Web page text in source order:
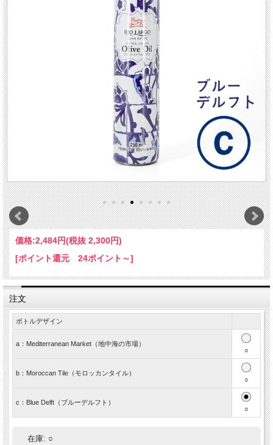
価格:2,484円(税抜 2,300円)
[ポイント還元 24ポイント～]
注文
ボトルデザイン
a：Mediterranean Market（地中海の市場）
○
b：Moroccan Tile（モロッカンタイル）
○
c：Blue Delft（ブルーデルフト）
○
在庫: ○